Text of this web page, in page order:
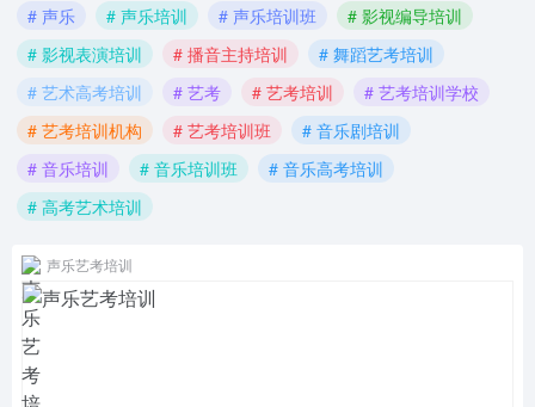
# 声乐
# 声乐培训 # 声乐培训班
# 影视编导培训
# 影视表演培训
# 播音主持培训
# 舞蹈艺考培训
# 艺术高考培训
# 艺考 # 艺考培训
# 艺考培训学校
# 艺考培训机构
# 艺考培训班
# 音乐剧培训
# 音乐培训
# 音乐培训班
# 音乐高考培训
# 高考艺术培训
声乐艺考培训